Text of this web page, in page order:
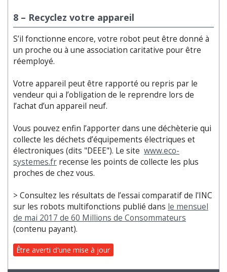
8 – Recyclez votre appareil
S’il fonctionne encore, votre robot peut être donné à
un proche ou à une association caritative pour être
réemployé.
Votre appareil peut être rapporté ou repris par le
vendeur qui a l’obligation de le reprendre lors de
l’achat d’un appareil neuf.
Vous pouvez enfin l’apporter dans une déchèterie qui
collecte les déchets d’équipements électriques et
électroniques (dits "DEEE"). Le site www.eco-
systemes.fr recense les points de collecte les plus
proches de chez vous.
> Consultez les résultats de l’essai comparatif de l'INC
sur les robots multifonctions publié dans le mensuel
de mai 2017 de 60 Millions de Consommateurs
(contenu payant).
Être averti d'une mise à jour